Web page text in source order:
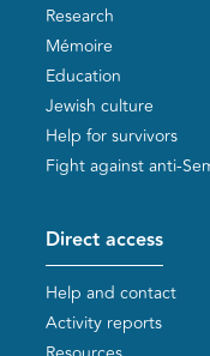
Research
Mémoire
Education
Jewish culture
Help for survivors
Fight against anti-
Direct access
Help and contact
Activity reports